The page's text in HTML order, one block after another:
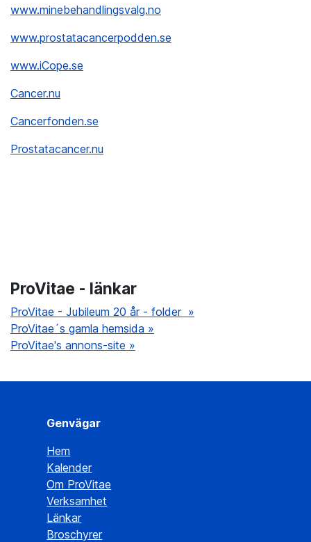
www.minebehandlingsvalg.no
www.prostatacancerpodden.se
www.iCope.se
Cancer.nu
Cancerfonden.se
Prostatacancer.nu
ProVitae - länkar
ProVitae - Jubileum 20 år - folder »
ProVitae´s gamla hemsida »
ProVitae's annons-site »
Genvägar
Hem
Kalender
Om ProVitae
Verksamhet
Länkar
Broschyrer